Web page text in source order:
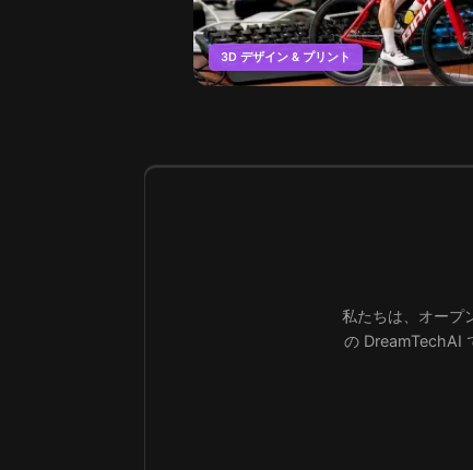
3D デザイン & プリント
私たちは、オープ
の DreamTechAI